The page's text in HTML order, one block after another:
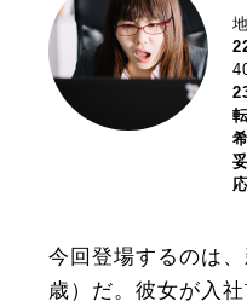
今回登場するのは
歳）だ。彼女が入